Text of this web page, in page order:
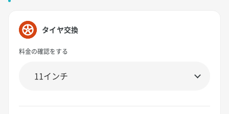
タイヤ交換
料金の確認をする